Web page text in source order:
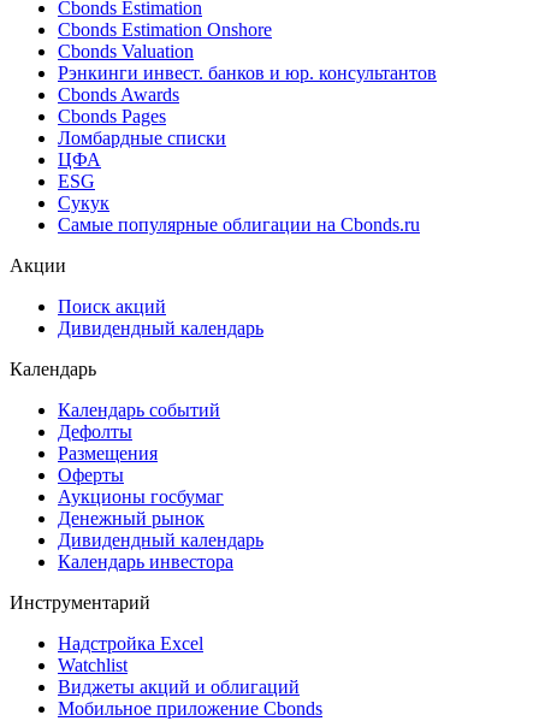
Cbonds Estimation
Cbonds Estimation Onshore
Cbonds Valuation
Рэнкинги инвест. банков и юр. консультантов
Cbonds Awards
Cbonds Pages
Ломбардные списки
ЦФА
ESG
Сукук
Самые популярные облигации на Cbonds.ru
Акции
Поиск акций
Дивидендный календарь
Календарь
Календарь событий
Дефолты
Размещения
Оферты
Аукционы госбумаг
Денежный рынок
Дивидендный календарь
Календарь инвестора
Инструментарий
Надстройка Excel
Watchlist
Виджеты акций и облигаций
Мобильное приложение Cbonds